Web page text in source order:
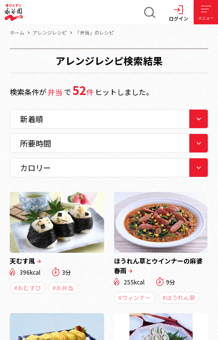
ログイン メニュー
ホーム アレンジレシピ 「弁当」のレシピ
アレンジレシピ検索結果
検索条件が弁当 で52件 ヒットしました。
天むす風
396kcal
3分
#おむすび
#お弁当
ほうれん草とウインナーの麻婆
春雨
255kcal
9分
#ウィンナー
#ほうれん草